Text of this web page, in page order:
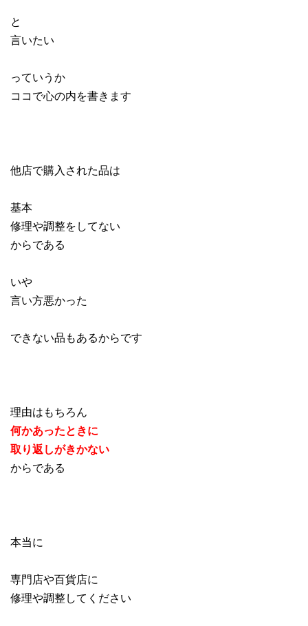
と
言いたい
っていうか
ココで心の内を書きます
他店で購入された品は
基本
修理や調整をしてない
からである
いや
言い方悪かった
できない品もあるからです
理由はもちろん
何かあったときに
取り返しがきかない
からである
本当に
専門店や百貨店に
修理や調整してください